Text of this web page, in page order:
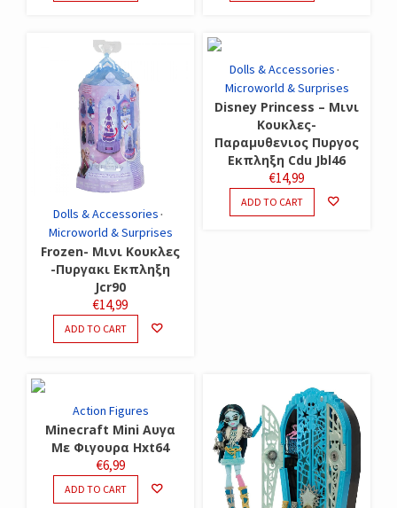
Dolls & Accessories
Microworld & Surprises
Frozen- Μινι Κουκλες
-Πυργακι Εκπληξη
Jcr90
€14,99
ADD TO CART
Dolls & Accessories
Microworld & Surprises
Disney Princess – Μινι
Κουκλες-
Παραμυθενιος Πυργος
Εκπληξη Cdu Jbl46
€14,99
ADD TO CART
Action Figures
Minecraft Mini Αυγα
Με Φιγουρα Hxt64
€6,99
ADD TO CART